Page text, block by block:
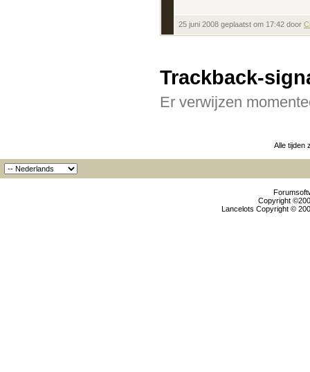
25 juni 2008 geplaatst om 17:42 door
Trackback-
Er verwijzen
Alle tijden
Copyright
Lancelots Copyright ©